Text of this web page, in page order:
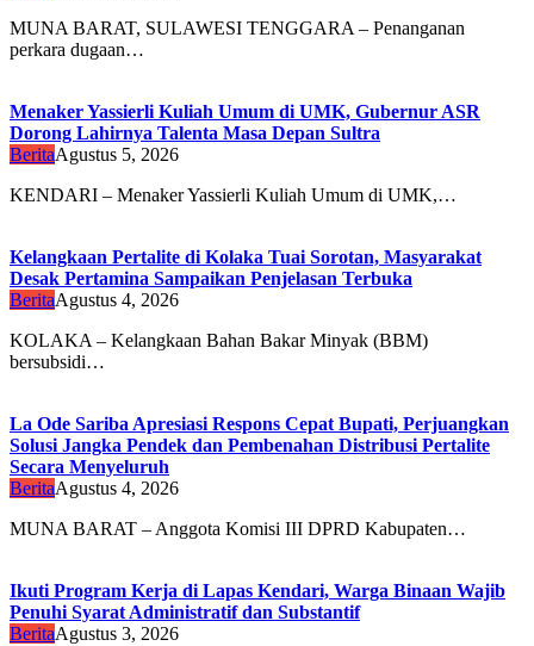
MUNA BARAT, SULAWESI TENGGARA – Penanganan
perkara dugaan…
Menaker Yassierli Kuliah Umum di UMK, Gubernur ASR
Dorong Lahirnya Talenta Masa Depan Sultra
BeritaAgustus 5, 2026
KENDARI – Menaker Yassierli Kuliah Umum di UMK,…
Kelangkaan Pertalite di Kolaka Tuai Sorotan, Masyarakat
Desak Pertamina Sampaikan Penjelasan Terbuka
BeritaAgustus 4, 2026
KOLAKA – Kelangkaan Bahan Bakar Minyak (BBM)
bersubsidi…
La Ode Sariba Apresiasi Respons Cepat Bupati, Perjuangkan
Solusi Jangka Pendek dan Pembenahan Distribusi Pertalite
Secara Menyeluruh
BeritaAgustus 4, 2026
MUNA BARAT – Anggota Komisi III DPRD Kabupaten…
Ikuti Program Kerja di Lapas Kendari, Warga Binaan Wajib
Penuhi Syarat Administratif dan Substantif
BeritaAgustus 3, 2026